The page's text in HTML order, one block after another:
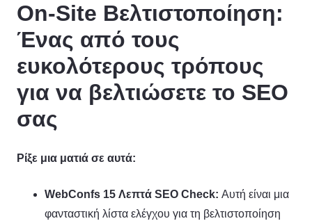
On-Site Βελτιστοποίηση:
Ένας από τους
ευκολότερους τρόπους
για να βελτιώσετε το SEO
σας
Ρίξε μια ματιά σε αυτά:
WebConfs 15 Λεπτά SEO Check: Αυτή είναι μια
φανταστική λίστα ελέγχου για τη βελτιστοποίηση